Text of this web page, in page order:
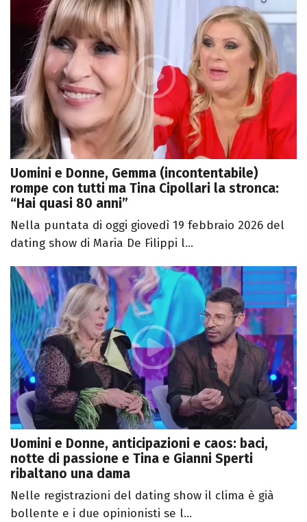
Uomini e Donne, Gemma (incontentabile)
rompe con tutti ma Tina Cipollari la stronca:
“Hai quasi 80 anni”
Nella puntata di oggi giovedì 19 febbraio 2026 del
dating show di Maria De Filippi l...
Uomini e Donne, anticipazioni e caos: baci,
notte di passione e Tina e Gianni Sperti
ribaltano una dama
Nelle registrazioni del dating show il clima è già
bollente e i due opinionisti se l...